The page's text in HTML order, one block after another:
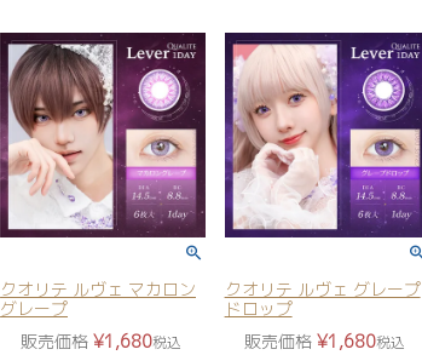
クオリテ ルヴェ マカロン
グレープ
販売価格 ¥1,680税込
クオリテ ルヴェ グレープ
ドロップ
販売価格 ¥1,680税込